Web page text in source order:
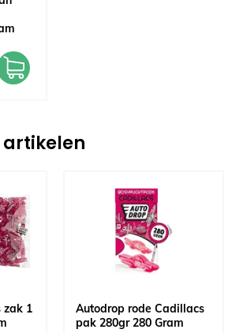
zak 1
Autodrop rode Cadillacs
pak 280gr 280 Gram